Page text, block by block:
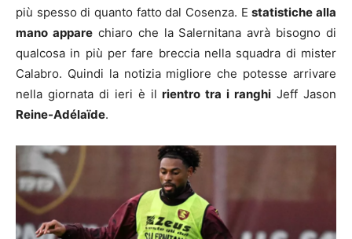
più spesso di quanto fatto dal Cosenza. Estatistiche alla
mano apparechiaro che la Salernitana avrà bisogno di
qualcosa in più per fare breccia nella squadra di mister
Calabro. Quindi la notizia migliore che potesse arrivare
nella giornata di ieri è ilrientro tra i ranghi Jeff Jason
Reine-Adélaïde.